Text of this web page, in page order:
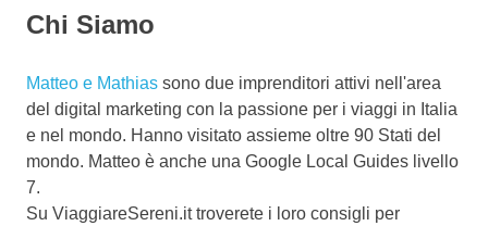
Chi Siamo
Matteo e Mathias sono due imprenditori attivi nell'area
del digital marketing con la passione per i viaggi in Italia
e nel mondo. Hanno visitato assieme oltre 90 Stati del
mondo. Matteo è anche una Google Local Guides livello
7.
Su ViaggiareSereni.it troverete i loro consigli per